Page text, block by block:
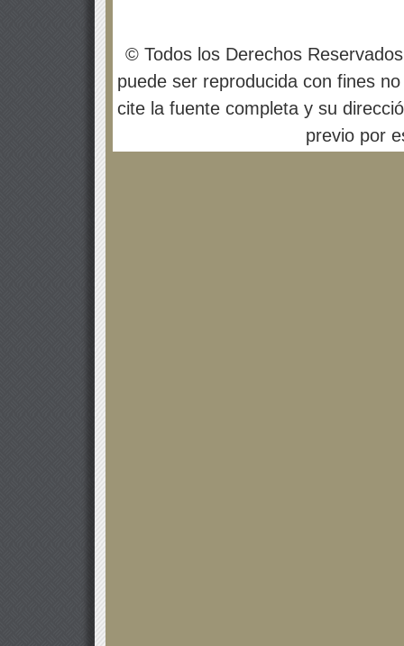
© Todos los Derechos
puede ser reproducida con fines
cite la fuente completa y su
previo por